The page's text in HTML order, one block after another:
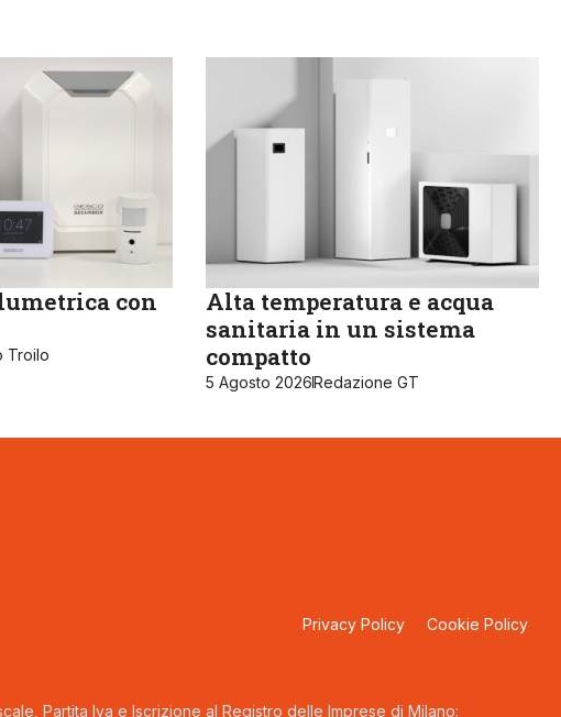
con
Troilo
Alta temperatura e acqua
sanitaria in un sistema
compatto
5 Agosto 2026Redazione GT
Privacy Policy Cookie Policy
Partita Iva e Iscrizione al Registro delle Imprese di Milano: